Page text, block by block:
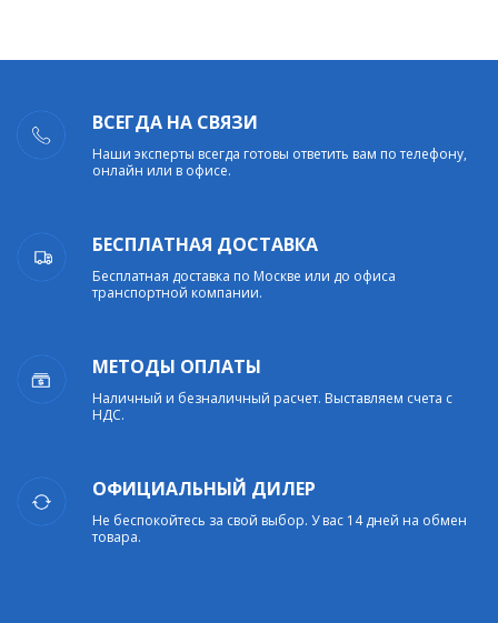
ВСЕГДА НА СВЯЗИ
Наши эксперты всегда готовы ответить вам по телефону,
онлайн или в офисе.
БЕСПЛАТНАЯ ДОСТАВКА
Бесплатная доставка по Москве или до офиса
транспортной компании.
МЕТОДЫ ОПЛАТЫ
Наличный и безналичный расчет. Выставляем счета с
НДС.
ОФИЦИАЛЬНЫЙ ДИЛЕР
Не беспокойтесь за свой выбор. У вас 14 дней на обмен
товара.